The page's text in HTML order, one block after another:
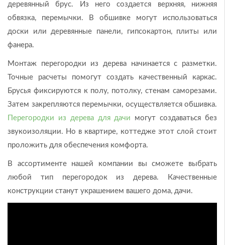
деревянный брус. Из него создается верхняя, нижняя
обвязка, перемычки. В обшивке могут использоваться
доски или деревянные панели, гипсокартон, плиты или
фанера.
Монтаж перегородки из дерева начинается с разметки.
Точные расчеты помогут создать качественный каркас.
Брусья фиксируются к полу, потолку, стенам саморезами.
Затем закрепляются перемычки, осуществляется обшивка.
Перегородки из дерева для дачи могут создаваться без
звукоизоляции. Но в квартире, коттедже этот слой стоит
проложить для обеспечения комфорта.
В ассортименте нашей компании вы сможете выбрать
любой тип перегородок из дерева. Качественные
конструкции станут украшением вашего дома, дачи.